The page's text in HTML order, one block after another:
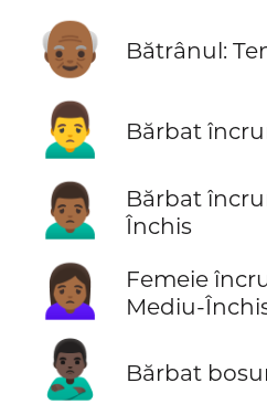
👴🏾 Bătrânul:
🙍‍♂️ Bărbat
🙍🏾‍♂️
Bărbat
Închis
🙍🏾‍♀️
Femeie
Mediu-
🙎🏿‍♂️ Bărbat